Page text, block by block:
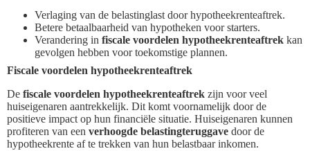
Verlaging van de belastinglast door hypotheekrenteaftrek.
Betere betaalbaarheid van hypotheken voor starters.
Verandering in fiscale voordelen hypotheekrenteaftrek kan
gevolgen hebben voor toekomstige plannen.
Fiscale voordelen hypotheekrenteaftrek
De fiscale voordelen hypotheekrenteaftrek zijn voor veel
huiseigenaren aantrekkelijk. Dit komt voornamelijk door de
positieve impact op hun financiële situatie. Huiseigenaren kunnen
profiteren van een verhoogde belastingteruggave door de
hypotheekrente af te trekken van hun belastbaar inkomen.